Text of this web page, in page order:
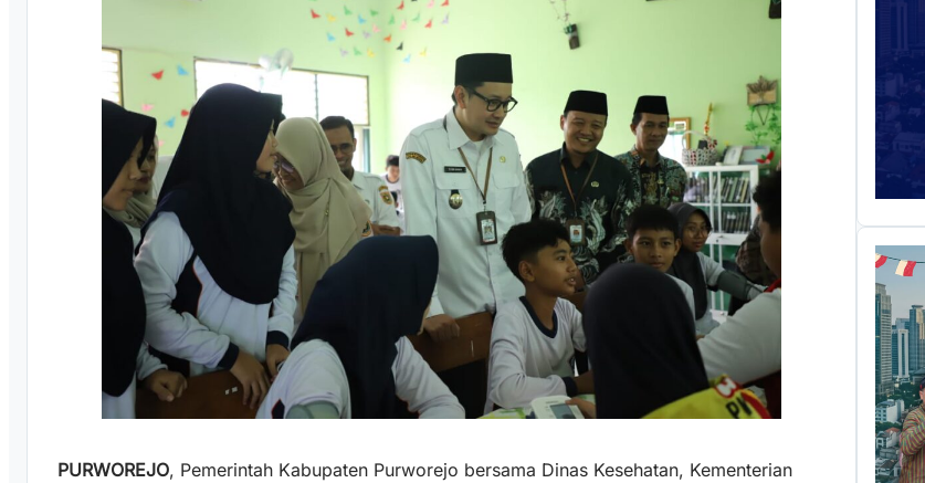
PURWOREJO, Pemerintah Kabupaten Purworejo bersama Dinas Kesehatan, Kementerian